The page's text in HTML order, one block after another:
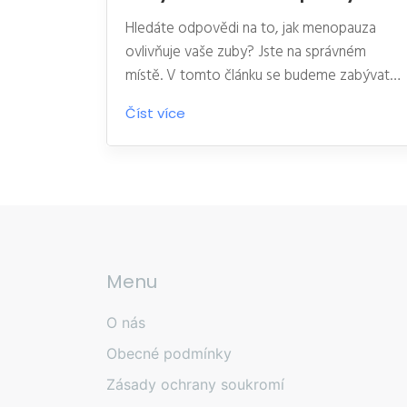
Hledáte odpovědi na to, jak menopauza
ovlivňuje vaše zuby? Jste na správném
místě. V tomto článku se budeme zabývat
tím, jaký vliv má zubní plak na zdraví vašich
zubů během menopauzy. Budeme
vysvětlovat, proč je důležité dbát na ústní
Číst více
Menu
O nás
Obecné podmínky
Zásady ochrany soukromí